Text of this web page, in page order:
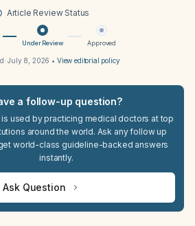
Article Review Status
Under Review Approved
July 8, 2026 • View editorial policy
a follow-up question?
is used by practicing medical doctors at top
around the world. Ask any follow up
world-class guideline-backed answers
instantly.
Ask Question